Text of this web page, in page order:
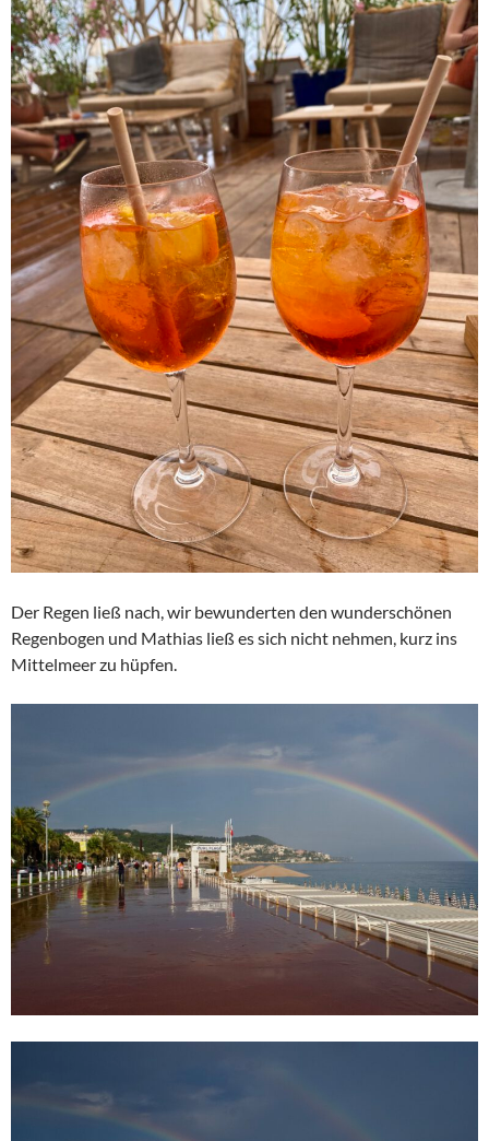
Der Regen ließ nach, wir bewunderten den wunderschönen
Regenbogen und Mathias ließ es sich nicht nehmen, kurz ins
Mittelmeer zu hüpfen.